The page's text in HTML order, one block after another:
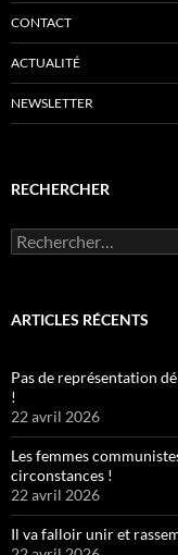
CONTACT
ACTUALITÉ
NEWSLETTER
RECHERCHER
Rechercher :
ARTICLES RÉCENTS
Pas de représentation
!
22 avril 2026
Les femmes
circonstances !
22 avril 2026
Il va falloir unir et